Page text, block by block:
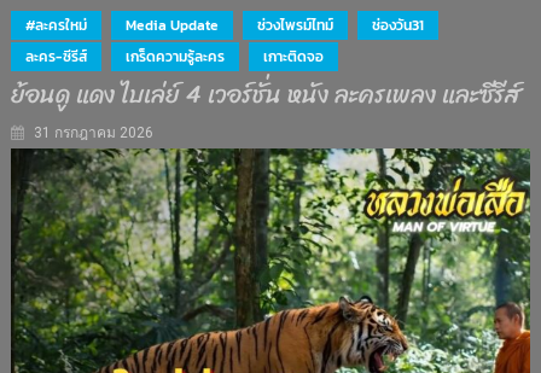
#ละครใหม่ Media Update ช่วงไพรม์ไทม์
ช่องวัน31
ละคร-ซีรีส์
เกร็ดความรู้ละคร เกาะติดจอ
ย้อนดู แดง ไบเล่ย์ 4 เวอร์ชั่น หนัง ละครเพลง และซีรีส์
31 กรกฎาคม 2026